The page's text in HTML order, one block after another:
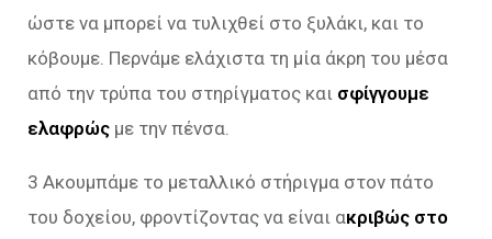
ώστε να μπορεί να τυλιχθεί στο ξυλάκι, και το
κόβουμε. Περνάμε ελάχιστα τη μία άκρη του μέσα
από την τρύπα του στηρίγματος και σφίγγουμε
ελαφρώς με την πένσα.
3 Ακουμπάμε το μεταλλικό στήριγμα στον πάτο
του δοχείου, φροντίζοντας να είναι ακριβώς στο